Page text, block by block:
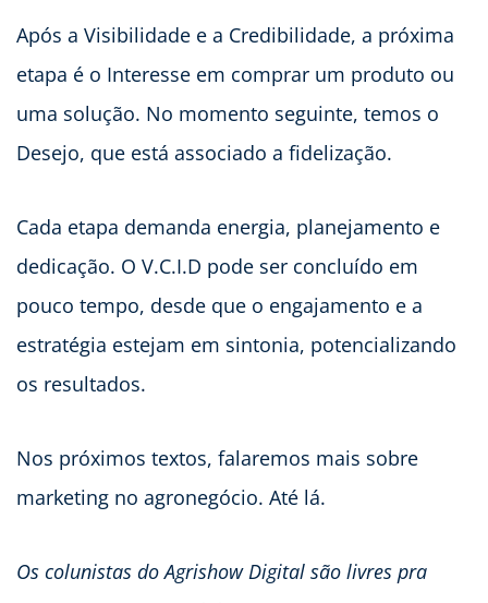
Após a Visibilidade e a Credibilidade, a próxima
etapa é o Interesse em comprar um produto ou
uma solução. No momento seguinte, temos o
Desejo, que está associado a fidelização.
Cada etapa demanda energia, planejamento e
dedicação. O V.C.I.D pode ser concluído em
pouco tempo, desde que o engajamento e a
estratégia estejam em sintonia, potencializando
os resultados.
Nos próximos textos, falaremos mais sobre
marketing no agronegócio. Até lá.
Os colunistas do Agrishow Digital são livres pra